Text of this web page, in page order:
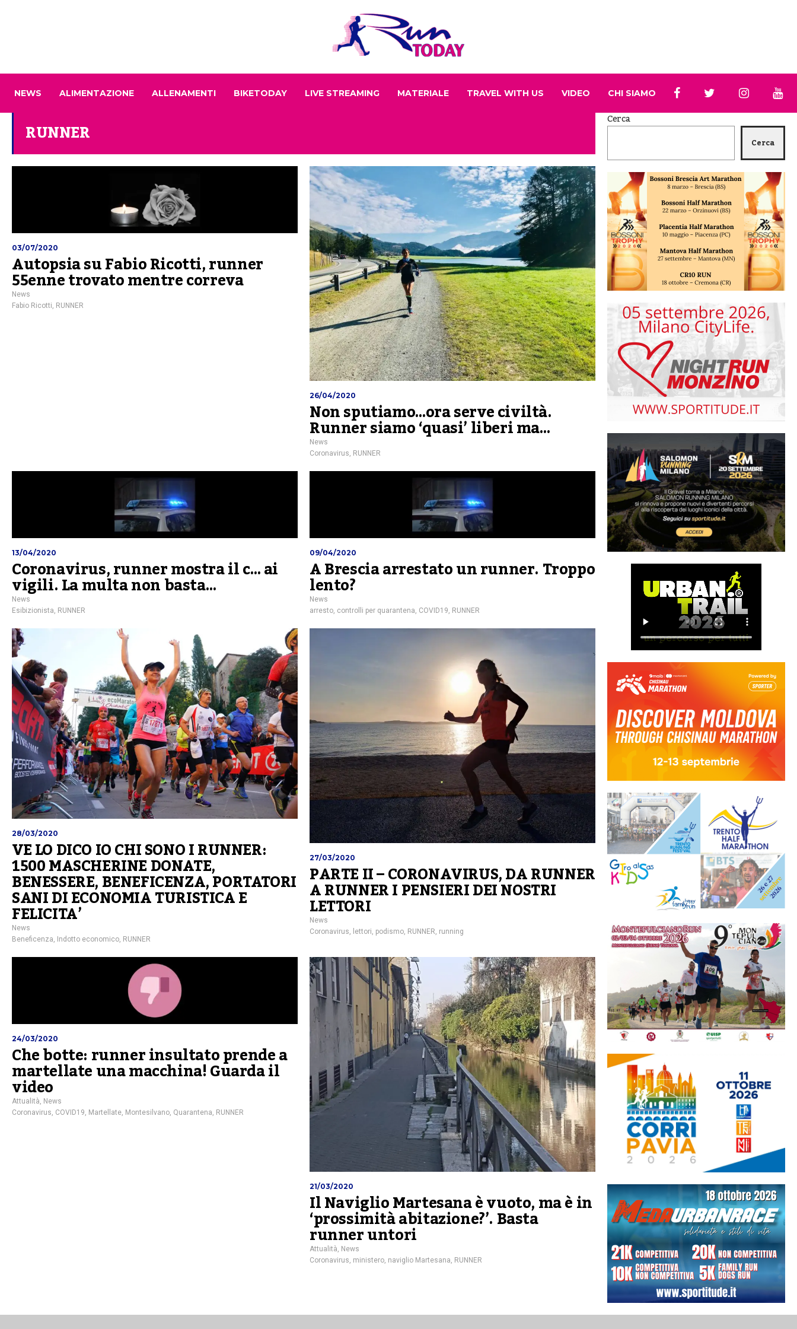
NEWS ALIMENTAZIONE ALLENAMENTI BIKETODAY LIVE STREAMING MATERIALE TRAVEL WITH US VIDEO CHI SIAMO
RUNNER
03/07/2020
Autopsia su Fabio Ricotti, runner
55enne trovato mentre correva
News
Fabio Ricotti, RUNNER
26/04/2020
Non sputiamo…ora serve civiltà.
Runner siamo ‘quasi’ liberi ma…
News
Coronavirus RUNNER
13/04/2020
Coronavirus, runner mostra il c… ai
vigili. La multa non basta…
News
Esibizionista, RUNNER
09/04/2020
A Brescia arrestato un runner. Troppo
lento?
News
arresto, controlli per quarantena, COVID19, RUNNER
28/03/2020
VE LO DICO IO CHI SONO I RUNNER:
1500 MASCHERINE DONATE,
BENESSERE, BENEFICENZA, PORTATORI
SANI DI ECONOMIA TURISTICA E
FELICITA’
News
Beneficenza, Indotto economico, RUNNER
27/03/2020
PARTE II – CORONAVIRUS, DA RUNNER
A RUNNER I PENSIERI DEI NOSTRI
LETTORI
News
Coronavirus
lettori podismo RUNNER running
24/03/2020
Che botte: runner insultato prende a
martellate una macchina! Guarda il
video
Attualità, News
Coronavirus, COVID19, Martellate, Montesilvano, Quarantena, RUNNER
21/03/2020
Il Naviglio Martesana è vuoto, ma è in
‘prossimità abitazione?’. Basta
runner untori
Attualità News
Coronavirus ministero naviglio Martesana RUNNER
Cerca
Cerca